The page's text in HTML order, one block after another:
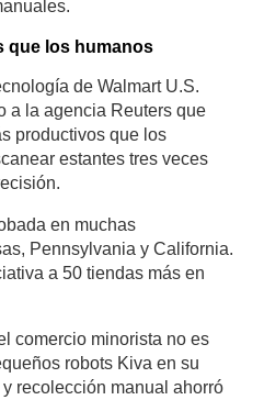
que los humanos
de Walmart U.S.
a la agencia Reuters que
productivos que los
estantes tres veces
en muchas
Pennsylvania y California.
a 50 tiendas más en
comercio minorista no es
robots Kiva en su
recolección manual ahorró